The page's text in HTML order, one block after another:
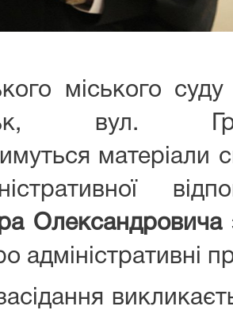
міського
вул.
матеріали
Олександровича
адміністративні